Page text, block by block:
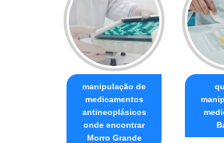
manipulação de
medicamentos
antineoplásicos
onde encontrar
Morro Grande